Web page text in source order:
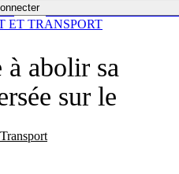
à abolir sa
sur le
ET TRANSPORT